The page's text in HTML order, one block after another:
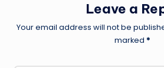
Leave a
Your email address will not be
marked *